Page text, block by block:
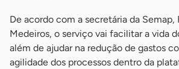
De acordo com a secretária da Semap,
Medeiros, o serviço vai facilitar a vida
além de ajudar na redução de gastos
agilidade dos processos dentro da